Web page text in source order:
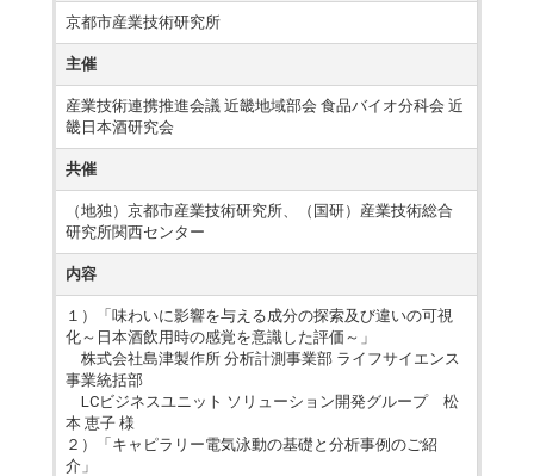
京都市産業技術研究所
主催
産業技術連携推進会議 近畿地域部会 食品バイオ分科会 近
畿日本酒研究会
共催
（地独）京都市産業技術研究所、（国研）産業技術総合
研究所関西センター
内容
１）「味わいに影響を与える成分の探索及び違いの可視
化～日本酒飲用時の感覚を意識した評価～」
株式会社島津製作所 分析計測事業部 ライフサイエンス
事業統括部
LCビジネスユニット ソリューション開発グループ 松
本 恵子 様
２）「キャピラリー電気泳動の基礎と分析事例のご紹
介」